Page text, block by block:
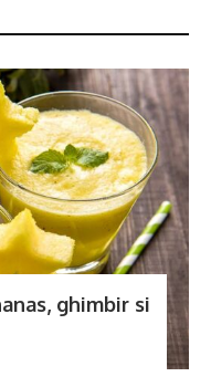
ghimbir si